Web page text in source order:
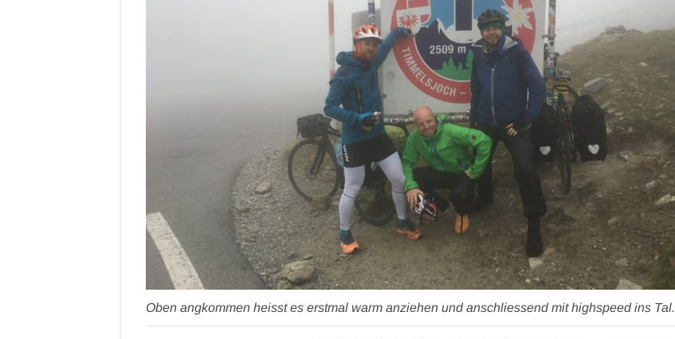
Oben angkommen heisst es erstmal warm anziehen und anschliessend mit highspeed ins Tal.